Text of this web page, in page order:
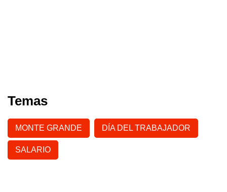
Temas
MONTE GRANDE DÍA DEL TRABAJADOR
SALARIO